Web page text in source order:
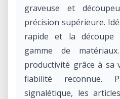
graveuse et
précision supérieure.
rapide et la découpe
gamme de
productivité grâce à sa
fiabilité reconnue.
signalétique, les